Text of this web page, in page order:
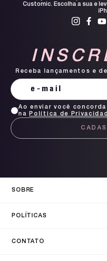
Customic. Escolha a sua e
Receba lançamentos e
Ao enviar você
na
Política de
SOBRE
POLÍTICAS
CONTATO